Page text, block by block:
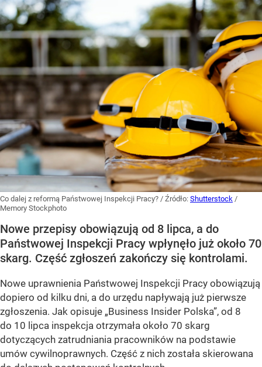
Co dalej z reformą Państwowej Inspekcji Pracy? / Źródło: Shutterstock /
Memory Stockphoto
Nowe przepisy obowiązują od 8 lipca, a do
Państwowej Inspekcji Pracy wpłynęło już około 70
skarg. Część zgłoszeń zakończy się kontrolami.
Nowe uprawnienia Państwowej Inspekcji Pracy obowiązują
dopiero od kilku dni, a do urzędu napływają już pierwsze
zgłoszenia. Jak opisuje „Business Insider Polska”, od 8
do 10 lipca inspekcja otrzymała około 70 skarg
dotyczących zatrudniania pracowników na podstawie
umów cywilnoprawnych. Część z nich została skierowana